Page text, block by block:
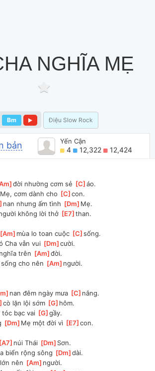
NGHĨA MẸ
Bm Điệu Slow Rock
bản Yến Cận
4 12,322 12,424
]
đời nhường cơm sẻ [C ]
áo.
]Mẹ, cơm dành cho [C ]
con.
]nan nhưng ấm tình [Dm ]Mẹ.
không lời thở [E7 ]than.
[Am ]mùa lo toan cuộc [C ]
sống.
Cha vẫn vui [Dm ]
cười.
trên [Am ]
đời.
cho nên [Am ]người.
]nan đêm ngày mưa [C ]nắng.
]
cò lặn lội sớm [G ]hôm.
tóc bạc vai [G ]
gầy.
[Dm ]Mẹ một đời vì [E7 ]
con.
[A7 ]núi Thái [Dm ]Sơn.
biển rộng sông [Dm ]
dài.
nên [Am ]người.